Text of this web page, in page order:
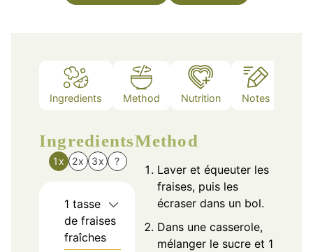
Ingredients Method Nutrition Notes
Ingredients
1x 2x 3x ?
1 tasse
de fraises
fraîches
Method
Laver et équeuter les
fraises, puis les
écraser dans un bol.
Dans une casserole,
mélanger le sucre et 1